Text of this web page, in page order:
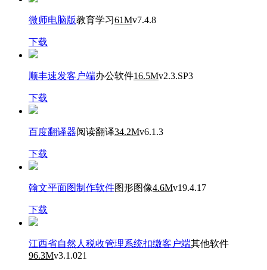
微师电脑版教育学习61Mv7.4.8
下载
顺丰速发客户端办公软件16.5Mv2.3.SP3
下载
百度翻译器阅读翻译34.2Mv6.1.3
下载
翰文平面图制作软件图形图像4.6Mv19.4.17
下载
江西省自然人税收管理系统扣缴客户端其他软件
96.3Mv3.1.021